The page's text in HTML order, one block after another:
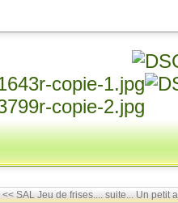
<< SAL Jeu de frises.... suite... Un petit